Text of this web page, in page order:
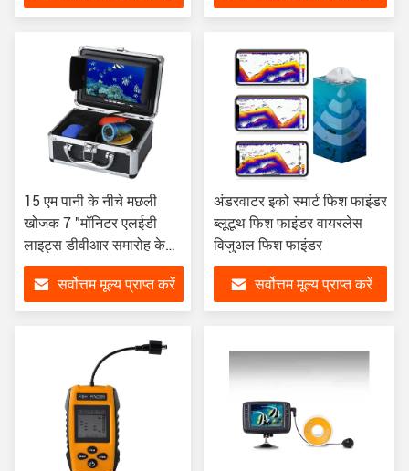
15 एम पानी के नीचे मछली
खोजक 7 "मॉनिटर एलईडी
लाइट्स डीवीआर समारोह के
साथ पानी के नीचे मछली
पकड़ने कैमरा
सर्वोत्तम मूल्य प्राप्त करें
अंडरवाटर इको स्मार्ट फिश फाइंडर
ब्लूटूथ फिश फाइंडर वायरलेस
विजुअल फिश फाइंडर
सर्वोत्तम मूल्य प्राप्त करें